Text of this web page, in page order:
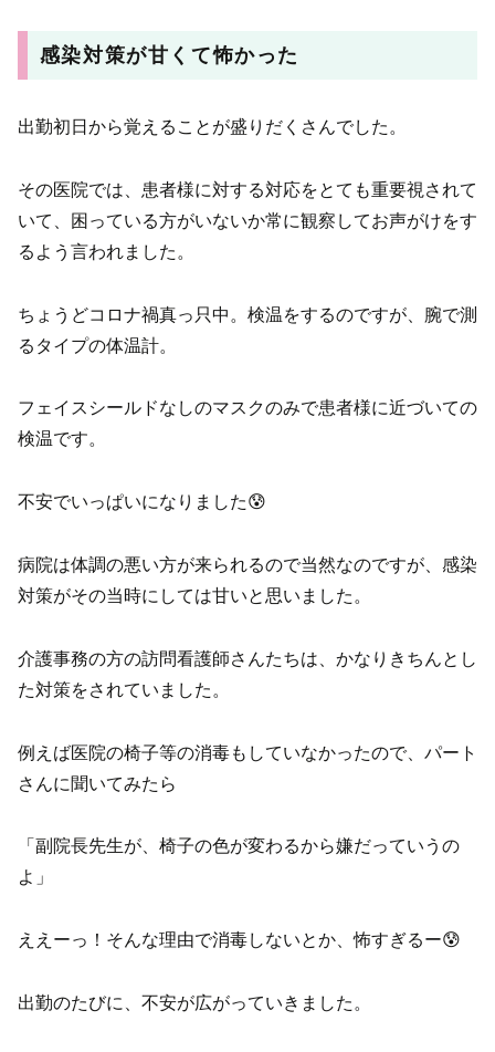
感染対策が甘くて怖かった
出勤初日から覚えることが盛りだくさんでした。
その医院では、患者様に対する対応をとても重要視されて
いて、困っている方がいないか常に観察してお声がけをす
るよう言われました。
ちょうどコロナ禍真っ只中。検温をするのですが、腕で測
るタイプの体温計。
フェイスシールドなしのマスクのみで患者様に近づいての
検温です。
不安でいっぱいになりました😰
病院は体調の悪い方が来られるので当然なのですが、感染
対策がその当時にしては甘いと思いました。
介護事務の方の訪問看護師さんたちは、かなりきちんとし
た対策をされていました。
例えば医院の椅子等の消毒もしていなかったので、パート
さんに聞いてみたら
「副院長先生が、椅子の色が変わるから嫌だっていうの
よ」
ええーっ！そんな理由で消毒しないとか、怖すぎるー😰
出勤のたびに、不安が広がっていきました。